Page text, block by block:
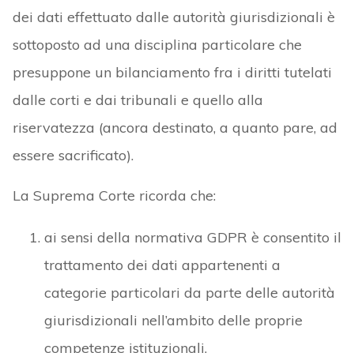
dei dati effettuato dalle autorità giurisdizionali è
sottoposto ad una disciplina particolare che
presuppone un bilanciamento fra i diritti tutelati
dalle corti e dai tribunali e quello alla
riservatezza (ancora destinato, a quanto pare, ad
essere sacrificato).
La Suprema Corte ricorda che:
ai sensi della normativa GDPR è consentito il
trattamento dei dati appartenenti a
categorie particolari da parte delle autorità
giurisdizionali nell’ambito delle proprie
competenze istituzionali,